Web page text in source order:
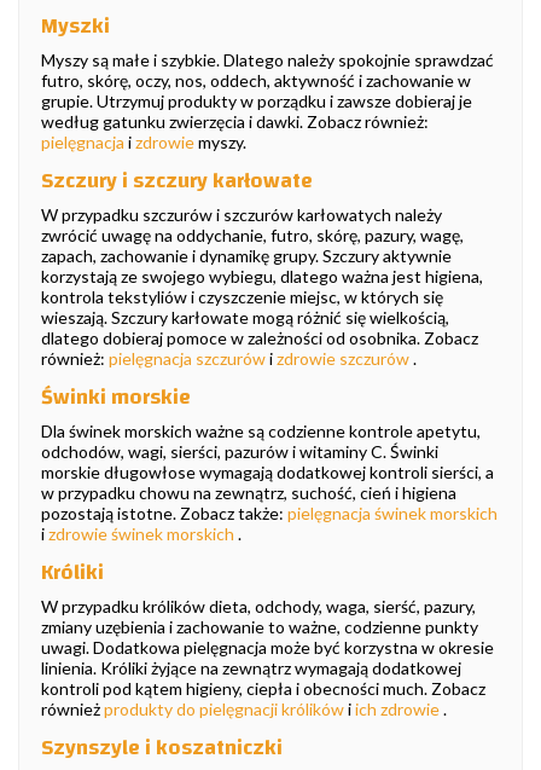
Myszki
Myszy są małe i szybkie. Dlatego należy spokojnie sprawdzać
futro, skórę, oczy, nos, oddech, aktywność i zachowanie w
grupie. Utrzymuj produkty w porządku i zawsze dobieraj je
według gatunku zwierzęcia i dawki. Zobacz również:
pielęgnacja izdrowiemyszy.
Szczury i szczury karłowate
W przypadku szczurów i szczurów karłowatych należy
zwrócić uwagę na oddychanie, futro, skórę, pazury, wagę,
zapach, zachowanie i dynamikę grupy. Szczury aktywnie
korzystają ze swojego wybiegu, dlatego ważna jest higiena,
kontrola tekstyliów i czyszczenie miejsc, w których się
wieszają. Szczury karłowate mogą różnić się wielkością,
dlatego dobieraj pomoce w zależności od osobnika. Zobacz
również: pielęgnacja szczurówizdrowie szczurów.
Świnki morskie
Dla świnek morskich ważne są codzienne kontrole apetytu,
odchodów, wagi, sierści, pazurów i witaminy C. Świnki
morskie długowłose wymagają dodatkowej kontroli sierści, a
w przypadku chowu na zewnątrz, suchość, cień i higiena
pozostają istotne. Zobacz także: pielęgnacja świnek morskich
izdrowie świnek morskich .
Króliki
W przypadku królików dieta, odchody, waga, sierść, pazury,
zmiany uzębienia i zachowanie to ważne, codzienne punkty
uwagi. Dodatkowa pielęgnacja może być korzystna w okresie
linienia. Króliki żyjące na zewnątrz wymagają dodatkowej
kontroli pod kątem higieny, ciepła i obecności much. Zobacz
równieżprodukty do pielęgnacji królikówiich zdrowie.
Szynszyle i koszatniczki